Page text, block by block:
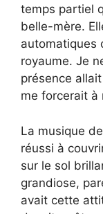
temps partiel
belle-mère.
automatiques
royaume. Je
présence
me forcerait à
La musique
réussi à
sur le sol
grandiose,
avait cette